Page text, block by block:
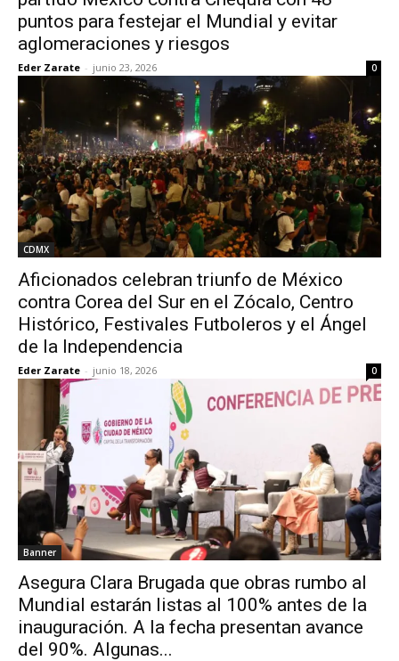
puntos para festejar el Mundial y evitar
aglomeraciones y riesgos
Eder Zarate - junio 23, 2026 0
CDMX
Aficionados celebran triunfo de México
contra Corea del Sur en el Zócalo, Centro
Histórico, Festivales Futboleros y el Ángel
de la Independencia
Eder Zarate - junio 18, 2026 0
Banner
Asegura Clara Brugada que obras rumbo al
Mundial estarán listas al 100% antes de la
inauguración. A la fecha presentan avance
del 90%. Algunas...